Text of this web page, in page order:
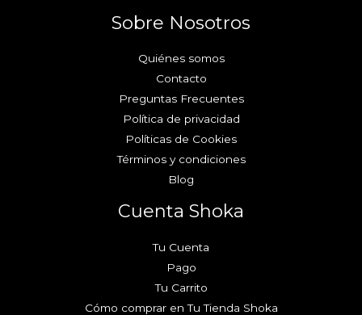
Sobre Nosotros
Quiénes somos
Contacto
Preguntas Frecuentes
Política de privacidad
Políticas de Cookies
Términos y condiciones
Blog
Cuenta Shoka
Tu Cuenta
Pago
Tu Carrito
Cómo comprar en Tu Tienda Shoka